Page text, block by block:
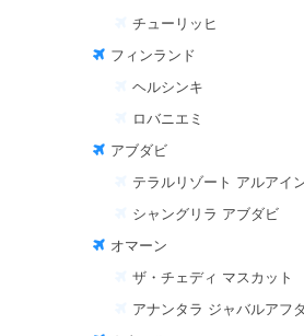
チューリッヒ
フィンランド
ヘルシンキ
ロバニエミ
アブダビ
テラルリゾート アルアイ
シャングリラ アブダビ
オマーン
ザ・チェディ マスカット
アナンタラ ジャバルアフ